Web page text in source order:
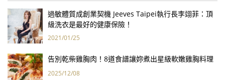
過敏體質成創業契機 Jeeves Taipei執行長李翊菲：頂
級洗衣是最好的健康保險！
2021/01/25
告別乾柴雞胸肉！8道食譜讓妳煮出星級軟嫩雞胸料理
2025/12/08